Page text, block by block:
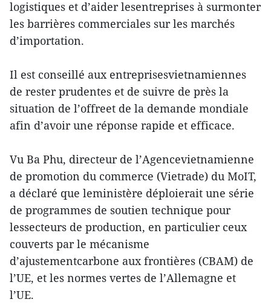
logistiques et d’aider lesentreprises à surmonter
les barrières commerciales sur les marchés
d’importation.
Il est conseillé aux entreprisesvietnamiennes
de rester prudentes et de suivre de près la
situation de l’offreet de la demande mondiale
afin d’avoir une réponse rapide et efficace.
Vu Ba Phu, directeur de l’Agencevietnamienne
de promotion du commerce (Vietrade) du MoIT,
a déclaré que leministère déploierait une série
de programmes de soutien technique pour
lessecteurs de production, en particulier ceux
couverts par le mécanisme
d’ajustementcarbone aux frontières (CBAM) de
l’UE, et les normes vertes de l’Allemagne et
l’UE.